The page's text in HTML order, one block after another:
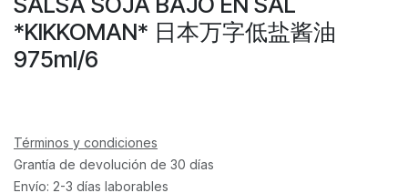
*KIKKOMAN* 日本万字低盐酱油
975ml/6
Términos y condiciones
Grantía de devolución de 30 días
Envío: 2-3 días laborables